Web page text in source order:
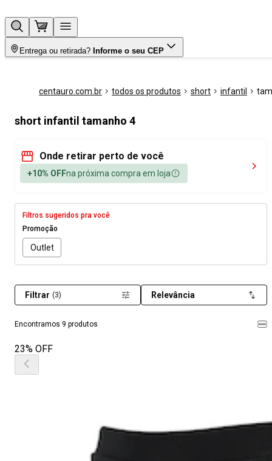
Entrega ou retirada? Informe o seu CEP
centauro.com.br todos os produtos short infantil
short infantil tamanho 4
Onde retirar perto de você
+10% OFFna próxima compra em loja
Filtros sugeridos pra você
Promoção
Outlet
Encontramos 9 produtos
Filtrar (3) Relevância
23% OFF